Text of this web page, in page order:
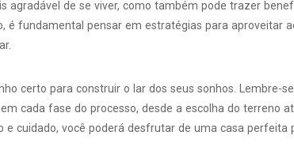
agradável de se viver, como também pode trazer
é fundamental pensar em estratégias para aproveitar
certo para construir o lar dos seus sonhos. Lembre-
cada fase do processo, desde a escolha do terreno
cuidado, você poderá desfrutar de uma casa perfeita